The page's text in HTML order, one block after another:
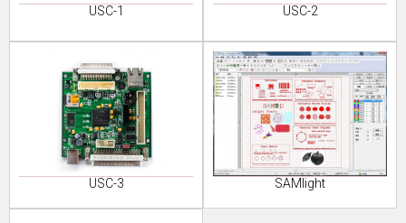
USC-1 USC-2
USC-3 SAMlight